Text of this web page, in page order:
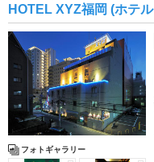
HOTEL XYZ福岡 (ホテ
フォトギャラリー